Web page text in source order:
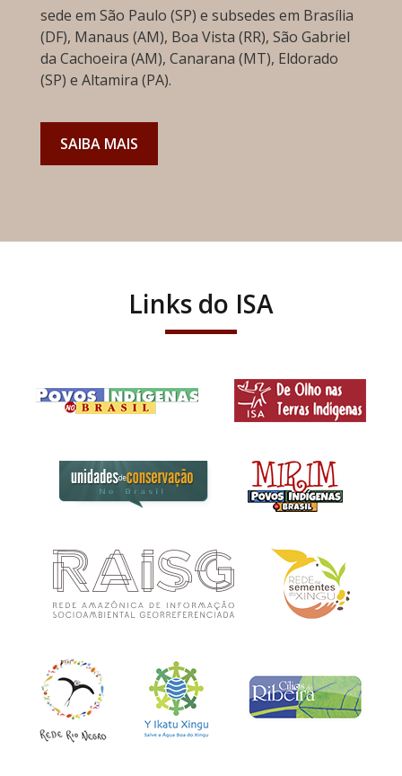
sede em São Paulo (SP) e subsedes em Brasília
(DF), Manaus (AM), Boa Vista (RR), São Gabriel
da Cachoeira (AM), Canarana (MT), Eldorado
(SP) e Altamira (PA).
SAIBA MAIS
Links do ISA